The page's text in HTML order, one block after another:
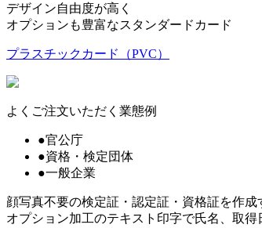
デザイン自由度が高く
オプションも豊富なスタンダードカード
プラスチックカード（PVC）
よくご注文いただく業態例
●官公庁
●資格・検定団体
●一般企業
顔写真不要の検定証・認定証・資格証を作
オプション加工のテキスト印字で氏名、取